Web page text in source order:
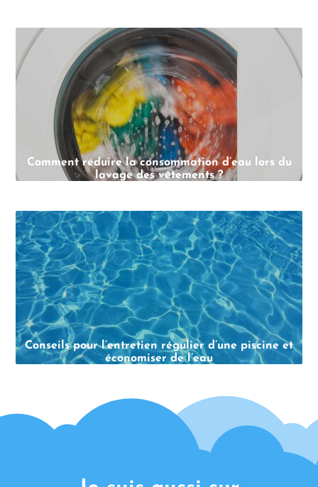
Comment réduire la consommation d’eau lors du
lavage des vêtements ?
Conseils pour l’entretien régulier d’une piscine et
économiser de l’eau